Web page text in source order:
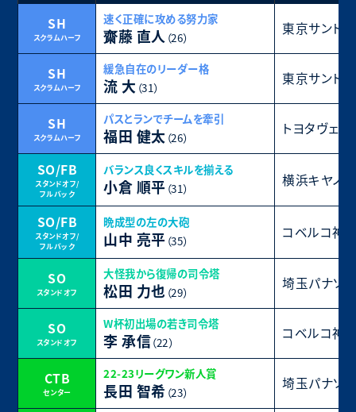
SH
スクラムハーフ
速く正確に攻める努力家
齋藤 直人 （26） 東京サント
SH
スクラムハーフ
緩急自在のリーダー格
流 大 （31） 東京サント
SH
スクラムハーフ
パスとランでチームを牽引
福田 健太 （26） トヨタヴェル
SO/FB
スタンドオフ/
フルバック
バランス良くスキルを揃える
小倉 順平 （31） 横浜キヤノ
SO/FB
スタンドオフ/
フルバック
晩成型の左の大砲
山中 亮平 （35） コベルコ神
SO
スタンドオフ
大怪我から復帰の司令塔
松田 力也 （29） 埼玉パナソ
SO
スタンドオフ
W杯初出場の若き司令塔
李 承信（22） コベルコ神
CTB
センター
22-23リーグワン新人賞
長田 智希 （23） 埼玉パナソ